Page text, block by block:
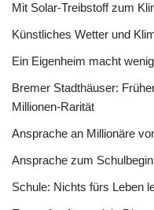
Mit Solar-Treibstoff zum
Künstliches Wetter und
Ein Eigenheim macht
Bremer Stadthäuser:
Millionen-Rarität
Ansprache an Millionäre
Ansprache zum
Schule: Nichts fürs Leben